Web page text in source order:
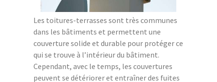
Les toitures-terrasses sont très communes
dans les bâtiments et permettent une
couverture solide et durable pour protéger ce
qui se trouve à l’intérieur du bâtiment.
Cependant, avec le temps, les couvertures
peuvent se détériorer et entraîner des fuites